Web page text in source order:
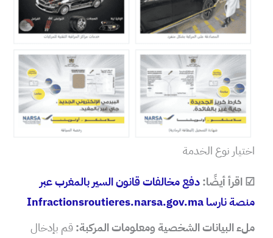
اختيار نوع الخدمة
☑ اقرأ أيضًا:دفع مخالفات قانون السير بالمغرب عبر
منصة نارسا Infractionsroutieres.narsa.gov.ma
ملء البيانات الشخصية ومعلومات المركبة:قم بإدخال